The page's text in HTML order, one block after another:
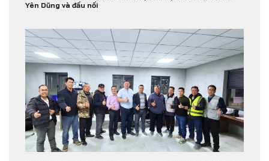
Yên Dũng và đấu nối